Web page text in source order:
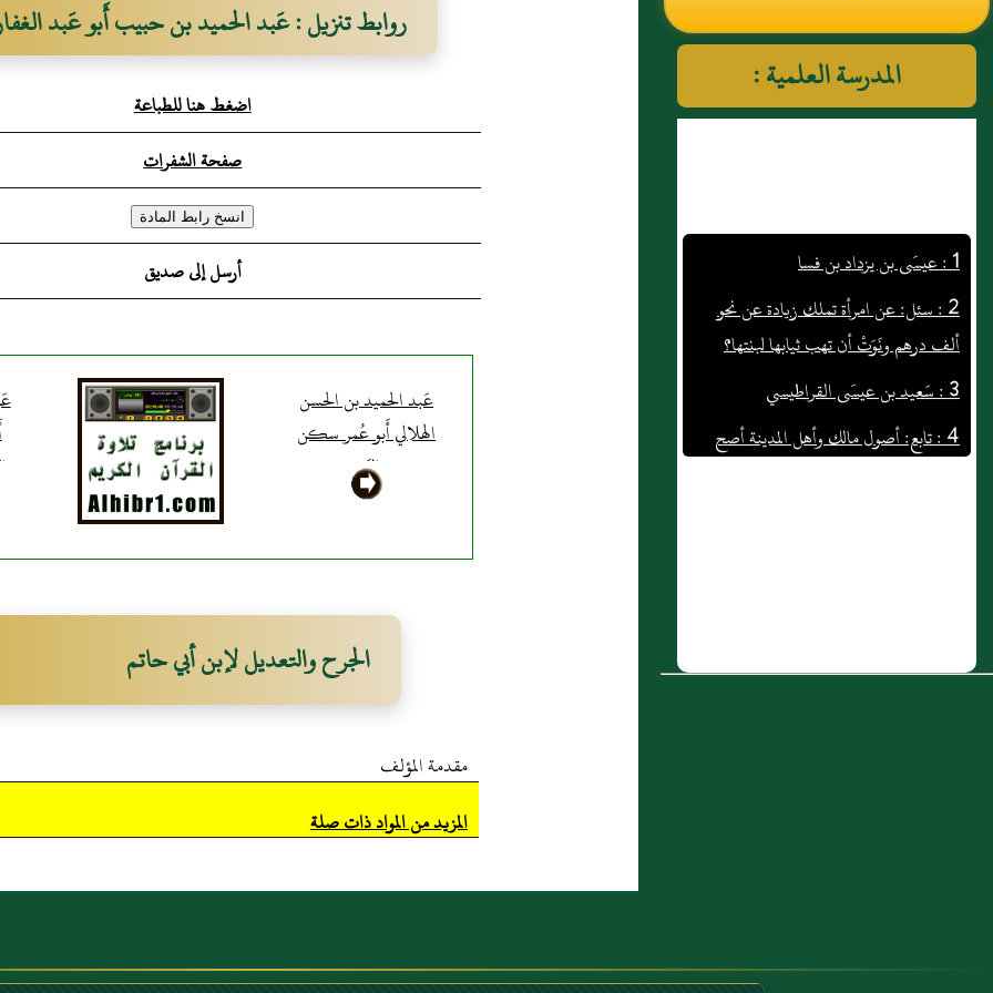
النووي رحمهم الله تعالى
المدرسة العلمية :
1 : عيسَى بن يزداد بن فسا
2 : سئل: عن امرأة تملك زيادة عن نحو
ألف درهم ونَوَتْ أن تهب ثيابها لبنتها؟
3 : سَعيد بن عيسَى القراطيسي
4 : تابع: أصول مالك وأهل المدينة أصح
الأصول
روابط تنزيل : عَبد الحميد بن حبيب أَبو عَبد
اضغط هنا للطباعة
صفحة الشفرات
أرسل إلى صديق
عَبد الحميد بن الحسن
الهلالي أَبو عُمر سكن
الرَّي
الجرح والتعديل لإبن أبي حاتم
مقدمة المؤلف
المزيد من المواد ذات صلة